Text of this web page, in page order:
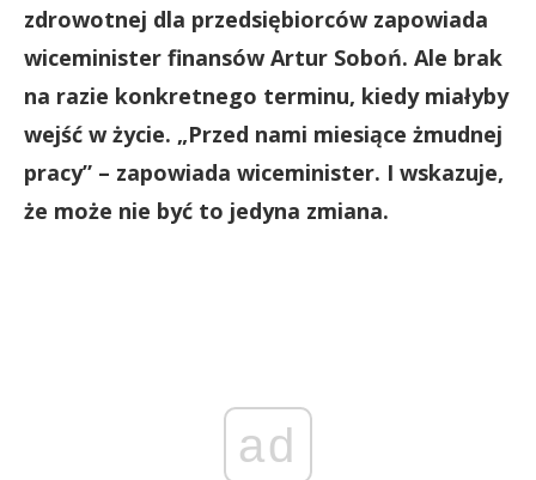
zdrowotnej dla przedsiębiorców zapowiada
wiceminister finansów Artur Soboń. Ale brak
na razie konkretnego terminu, kiedy miałyby
wejść w życie. „Przed nami miesiące żmudnej
pracy” – zapowiada wiceminister. I wskazuje,
że może nie być to jedyna zmiana.
ad